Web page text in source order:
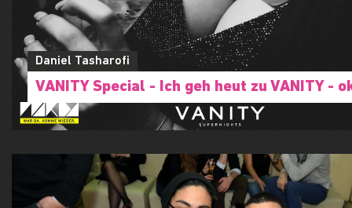
Daniel Tasharofi
VANITY Special - Ich geh heut zu VANITY -